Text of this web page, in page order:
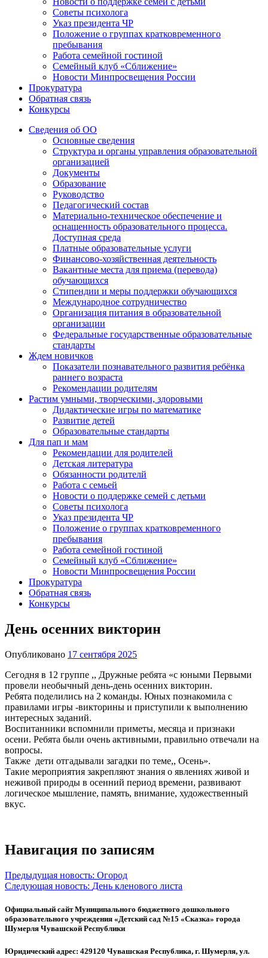
Советы психолога
Указ президента ЧР
Положение о группах кратковременного
пребывания
Работа семейной гостиной
Семейный клуб «Сближение»
Новости Минпросвещения России
Прокуратура
Обратная связь
Конкурсы
Сведения об ОО
Основные сведения
Структура и органы управления образовательной
организацией
Документы
Образование
Руководство
Педагогический состав
Материально-техническое обеспечение и
оснащенность образовательного процесса.
Доступная среда
Платные образовательные услуги
Финансово-хозяйственная деятельность
Вакантные места для приема (перевода)
обучающихся
Стипендии и меры поддержки обучающихся
Международное сотрудничество
Организация питания в образовательной
организации
Федеральные государственные образовательные
стандарты
Ждем новичков
Показатели познавательного развития ребёнка
раннего возраста
Рекомендации родителям
Растим умными, творческими, здоровыми
Дидактические игры по математике
Развитие детей
Образовательные стандарты
Для пап и мам
Рекомендации для родителей
Детская литература
Обязанности родителй
Работа с семьей
Новости о поддержке семей с детьми
Советы психолога
Указ президента ЧР
Положение о группах кратковременного
пребывания
Работа семейной гостиной
Семейный клуб «Сближение»
Новости Минпросвещения России
Прокуратура
Обратная связь
Конкурсы
День осенних викторин
Опубликовано 17 сентября 2025
Сегодня в 12 группе ,, Дружные ребята «с юными Первыми
провели необычный день-день осенних викторин.
Ребята поделились на 2 команды. Юных познакомила с
правилами игры -викторины и приступили к выполнению
интересных заданий.
Воспитанники вспомнили приметы, месяца и признаки
осени. Ребята были очень активными, правильно отвечали на
вопросы.
Также дети отгадывали загадки по теме,, Осень».
Такие мероприятия закрепляют знания о явлениях живой и
неживой природы в осенний период времени, развивают
логическое мышление, память, внимание, художественный
вкус.
Навигация по записям
Предыдущая новость: Огород
Следующая новость: День кленового листа
Официальный сайт Муниципального бюджетного дошкольного
образовательного учреждения «Детский сад №15 «Сказка» города
Шумерля Чувашской Республики
Юридический адрес: 429120 Чувашская Республика, г. Шумерля, ул.